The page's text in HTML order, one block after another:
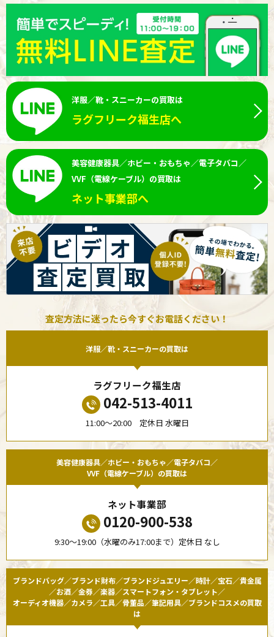
洋服／靴・スニーカーの買取は
ラグフリーク福生店へ
美容健康器具／ホビー・おもちゃ／電子タバコ／
VVF（電線ケーブル）の買取は
ネット事業部へ
査定方法に迷ったら今すぐお電話ください！
洋服／靴・スニーカーの買取は
ラグフリーク福生店
042-513-4011
11:00〜20:00 定休日 水曜日
美容健康器具／ホビー・おもちゃ／電子タバコ／
VVF（電線ケーブル）の買取は
ネット事業部
0120-900-538
9:30〜19:00（水曜のみ17:00まで）定休日 なし
ブランドバッグ／ブランド財布／ブランドジュエリー／時計／宝石／貴金属
／お酒／金券／楽器／スマートフォン・タブレット／
オーディオ機器／カメラ／工具／骨董品／筆記用具／ブランドコスメの買取
は